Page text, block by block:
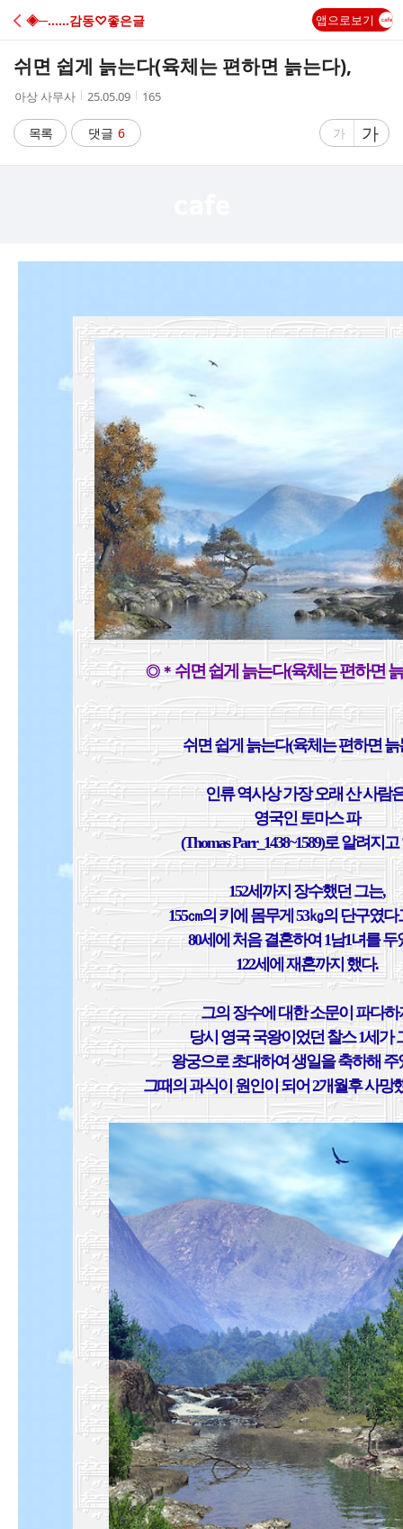
C
A
◈─……감동♡좋은글 앱으로보기
쉬면 쉽게 늙는다(육체는 편하면 늙는다),
작
자
아상 사무사
작
시
간
25.05.09
조
165
목록 댓글 6
글
게
가
글
자
게
가
◎ ＊쉬면 쉽게 늙는다(육체는 편하면
쉬면 쉽게 늙는다(육체는 편하면 늙
인류 역사상 가장 오래 산 사람
영국인 토마스 파
(Thomas Parr_1438~1589)로 알려지
152세까지 장수했던 그는,
155㎝의 키에 몸무게 53㎏의 단구였다
80세에 처음 결혼하여 1남1녀를 두
122세에 재혼까지 했다.
그의 장수에 대한 소문이 파다하
당시 영국 국왕이었던 찰스 1세가
왕궁으로 초대하여 생일을 축하해 주
그때의 과식이 원인이 되어 2개월후 사망